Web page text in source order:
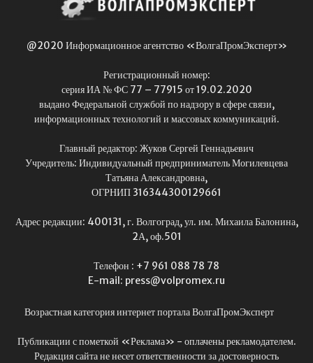
@2020 Информационное агентство «ВолгаПромЭксперт»
Регистрационный номер:
серия ИА № ФС 77 – 77915 от 19.02.2020
выдано Федеральной службой по надзору в сфере связи,
информационных технологий и массовых коммуникаций.
Главный редактор: Жуков Сергей Геннадьевич
Учредитель: Индивидуальный предприниматель Могилевцева
Татьяна Александровна,
ОГРНИП 316344300129661
Адрес редакции: 400131, г. Волгоград, ул. им. Михаила Балонина,
2А, оф.501
Телефон : +7 961 088 78 78
E-mail: press@volpromex.ru
Возрастная категория интернет портала ВолгаПромЭксперт
Публикации с пометкой «Реклама» - оплачены рекламодателем.
Редакция сайта не несет ответственности за достоверность